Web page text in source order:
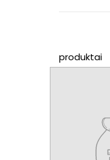
produktai